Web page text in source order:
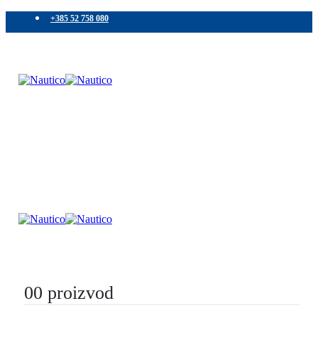
+385 52 758 080
00 proizvod